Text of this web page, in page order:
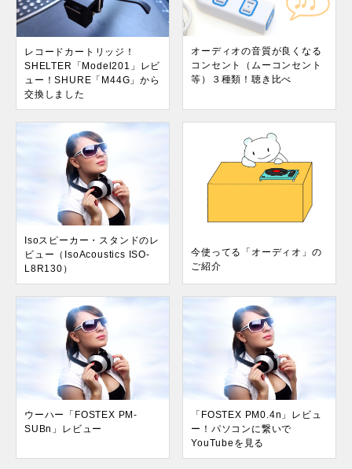
レコードカートリッジ！
SHELTER「Model201」レビ
ュー！SHURE「M44G」から
交換しました
オーディオの音質が良くなる
コンセント（ムーコンセント
等）３種類！聴き比べ
Isoスピーカー・スタンドのレ
ビュー（IsoAcoustics ISO-
L8R130）
今使ってる「オーディオ」の
ご紹介
ウーハー「FOSTEX PM-
SUBn」レビュー
「FOSTEX PM0.4n」レビュ
ー！パソコンに繋いで
YouTubeを見る